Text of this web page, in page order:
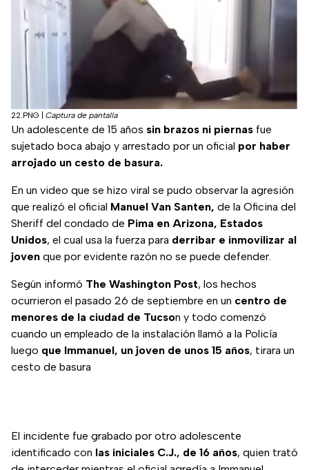
22.PNG Captura de pantalla
Un adolescente de 15 años sin brazos ni piernas fue
sujetado boca abajo y arrestado por un oficial por haber
arrojado un cesto de basura.
En un video que se hizo viral se pudo observar la agresión
que realizó el oficial Manuel Van Santen, de la Oficina del
Sheriff del condado de Pima en Arizona, Estados
Unidos, el cual usa la fuerza para derribar e inmovilizar al
joven que por evidente razón no se puede defender.
Según informó The Washington Post, los hechos
ocurrieron el pasado 26 de septiembre en un centro de
menores de la ciudad de Tucson y todo comenzó
cuando un empleado de la instalación llamó a la Policía
luego que Immanuel, un joven de unos 15 años, tirara un
cesto de basura
El incidente fue grabado por otro adolescente
identificado con las iniciales C.J., de 16 años, quien trató